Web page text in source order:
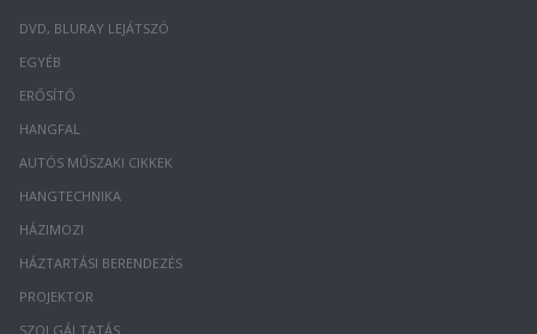
DVD, BLURAY LEJÁTSZÓ
EGYÉB
ERŐSÍTŐ
HANGFAL
AUTÓS MŰSZAKI CIKKEK
HANGTECHNIKA
HÁZIMOZI
HÁZTARTÁSI BERENDEZÉS
PROJEKTOR
SZOLGÁLTATÁS